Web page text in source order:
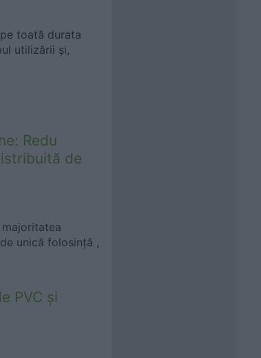
toată durata
utilizării și,
Redu
de
unică folosință ,
PVC și